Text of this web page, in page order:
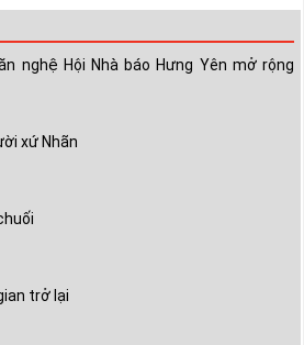
nghệ Hội Nhà báo Hưng Yên mở rộng
xứ Nhãn
trở lại